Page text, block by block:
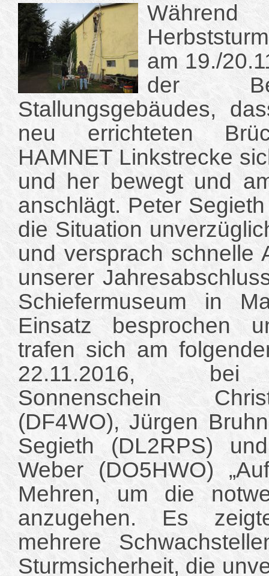
am 19./
der
Stallungsgebäudes,
neu errichteten
HAMNET Linkstrecke
und her bewegt und
anschlägt. Peter
die Situation
und versprach schnelle
unserer
Schiefermuseum in
Einsatz besprochen
trafen sich am
22.11.2016, bei
Sonnenschein
(DF4WO), Jürgen
Segieth (DL2RPS)
Weber (DO5HWO)
Mehren, um die
anzugehen. Es
mehrere
Sturmsicherheit, die